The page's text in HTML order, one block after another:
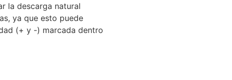
la descarga natural
ya que esto puede
(+ y -) marcada dentro